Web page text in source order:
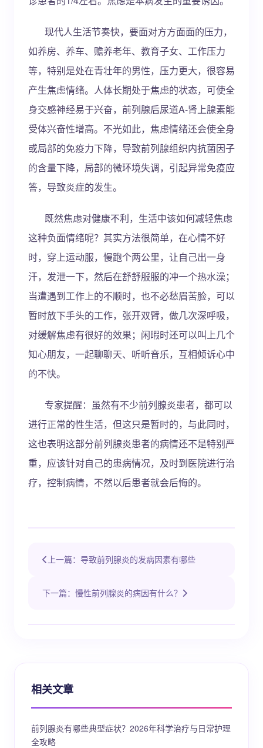
现代人生活节奏快，要面对方方面面的压力，
如养房、养车、赡养老年、教育子女、工作压力
等，特别是处在青壮年的男性，压力更大，很容易
产生焦虑情绪。人体长期处于焦虑的状态，可使全
身交感神经易于兴奋，前列腺后尿道Α-肾上腺素能
受体兴奋性增高。不光如此，焦虑情绪还会使全身
或局部的免疫力下降，导致前列腺组织内抗菌因子
的含量下降，局部的微环境失调，引起异常免疫应
答，导致炎症的发生。
既然焦虑对健康不利，生活中该如何减轻焦虑
这种负面情绪呢？其实方法很简单，在心情不好
时，穿上运动服，慢跑个两公里，让自己出一身
汗，发泄一下，然后在舒舒服服的冲一个热水澡；
当遭遇到工作上的不顺时，也不必愁眉苦脸，可以
暂时放下手头的工作，张开双臂，做几次深呼吸，
对缓解焦虑有很好的效果；闲暇时还可以叫上几个
知心朋友，一起聊聊天、听听音乐，互相倾诉心中
的不快。
专家提醒：虽然有不少前列腺炎患者，都可以
进行正常的性生活，但这只是暂时的，与此同时，
这也表明这部分前列腺炎患者的病情还不是特别严
重，应该针对自己的患病情况，及时到医院进行治
疗，控制病情，不然以后患者就会后悔的。
上一篇：导致前列腺炎的发病因素有哪些
下一篇：慢性前列腺炎的病因有什么？
相关文章
前列腺炎有哪些典型症状？2026年科学治疗与日常护理
全攻略